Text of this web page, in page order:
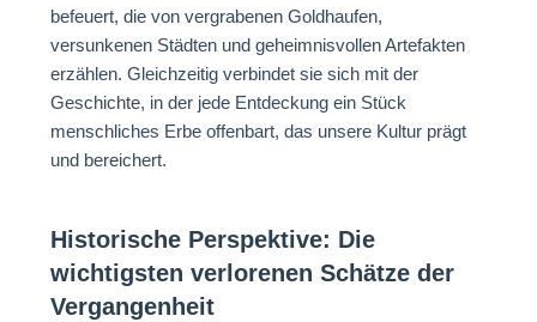
befeuert, die von vergrabenen Goldhaufen,
versunkenen Städten und geheimnisvollen Artefakten
erzählen. Gleichzeitig verbindet sie sich mit der
Geschichte, in der jede Entdeckung ein Stück
menschliches Erbe offenbart, das unsere Kultur prägt
und bereichert.
Historische Perspektive: Die
wichtigsten verlorenen Schätze der
Vergangenheit